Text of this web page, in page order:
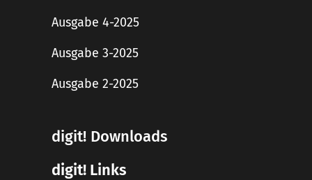
Ausgabe 4-2025
Ausgabe 3-2025
Ausgabe 2-2025
digit! Downloads
digit! Links